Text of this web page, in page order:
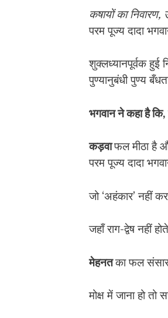
कषायों का निवारण,
परम पूज्य दादा
शुक्लध्यानपूर्वक हुई
पुण्यानुबंधी पुण्य
भगवान ने कहा है कि,
कड़वाफल मीठा है
परम पूज्य दादा
जो ‘अहंकार’ नहीं
जहाँ राग-द्वेष नहीं
मेहनतका फल
मोक्ष में जाना हो